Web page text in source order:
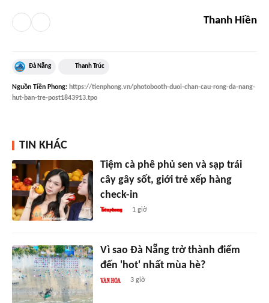
Thanh Hiền
Đà Nẵng Thanh Trúc
Nguồn Tiền Phong: https://tienphong.vn/photobooth-duoi-chan-cau-rong-da-nang-
hut-ban-tre-post1843913.tpo
TIN KHÁC
Tiệm cà phê phủ sen và sạp trái
cây gây sốt, giới trẻ xếp hàng
check-in
1 giờ
Vì sao Đà Nẵng trở thành điểm
đến 'hot' nhất mùa hè?
3 giờ